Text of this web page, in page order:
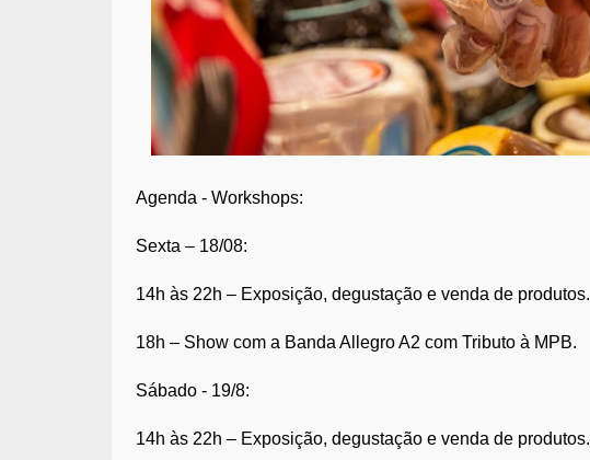
Agenda - Workshops:
Sexta – 18/08:
14h às 22h – Exposição, degustação e venda de produtos.
18h – Show com a Banda Allegro A2 com Tributo à MPB.
Sábado - 19/8:
14h às 22h – Exposição, degustação e venda de produtos.